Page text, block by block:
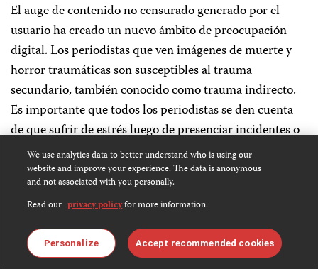
El auge de contenido no censurado generado por el
usuario ha creado un nuevo ámbito de preocupación
digital. Los periodistas que ven imágenes de muerte y
horror traumáticas son susceptibles al trauma
secundario, también conocido como trauma indirecto.
Es importante que todos los periodistas se den cuenta
de que sufrir de estrés luego de presenciar incidentes o
imágenes horribles es una reacción humana normal y no
una debilidad.
Además, cada vez más se reconoce que el trastorno por
estrés postraumático es un problema que afrontan los
periodistas que cubren noticias perturbadoras. Aunque
We use analytics data to better understand who is using our
website and improve your experience. The data is anonymous
and not associated with you personally.
Read our privacy policyfor more information.
Personalize Accept recommended cookies